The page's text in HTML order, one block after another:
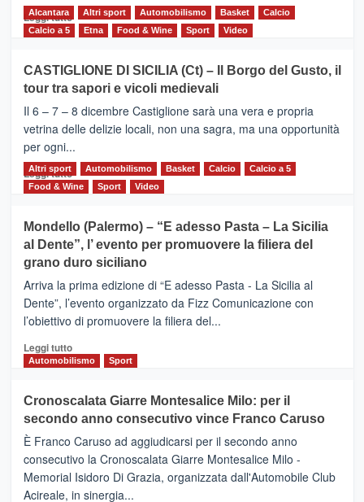
Leggi tutto Leggi
MOIO
ALCANTARA
–
Vivicittà,
alla
scoperta
del
territorio,
e
messaggi
di
Alcantara Altri sport Automobilismo Basket
Calcio
Calcio a 5
Etna Food & Wine Sport Video
CASTIGLIONE DI SICILIA (Ct) – Il Borgo del Gusto, il
tour tra sapori e vicoli medievali
Il 6 – 7 – 8 dicembre Castiglione sarà una vera e propria
vetrina delle delizie locali, non una sagra, ma una opportunità
per ogni...
Leggi tuttoLeggi
di
CASTIGLIONE
DI
SICILIA
(Ct)
–
Il
Borgo
Gusto,
il
tra
sapori
vicoli
medievali
Altri sport Automobilismo Basket Calcio
Calcio a 5
Food & Wine
Sport Video
Mondello (Palermo) – “E adesso Pasta – La Sicilia
al Dente”, l’ evento per promuovere la filiera del
grano duro siciliano
Arriva la prima edizione di “E adesso Pasta - La Sicilia al
Dente”, l’evento organizzato da Fizz Comunicazione con
l’obiettivo di promuovere la filiera del...
Leggi tuttoLeggi
di
Mondello
(Palermo)
–
“E
adesso
Pasta
Automobilismo Sport
Cronoscalata Giarre Montesalice Milo: per il
secondo anno consecutivo vince Franco Caruso
È Franco Caruso ad aggiudicarsi per il secondo anno
consecutivo la Cronoscalata Giarre Montesalice Milo -
Memorial Isidoro Di Grazia, organizzata dall'Automobile Club
Acireale, in sinergia...